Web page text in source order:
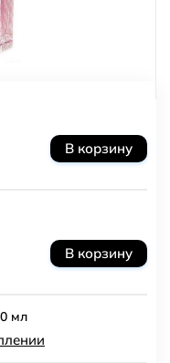
В корзину
В корзину
мл